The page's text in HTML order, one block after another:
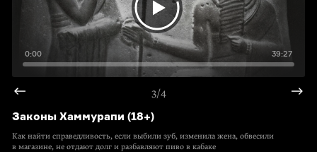
0:00 39:27
3/4
Законы Хаммурапи (18+)
Как найти справедливость, если выбили зуб, изменила жена, обвесили
в магазине, не отдают долг и разбавляют пиво в кабаке